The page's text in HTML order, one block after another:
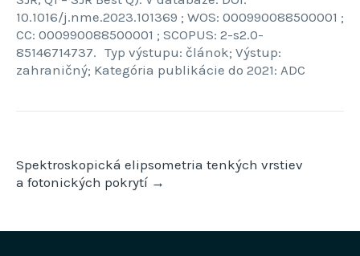
10.1016/j.nme.2023.101369 ; WOS: 000990088500001 ;
CC: 000990088500001 ; SCOPUS: 2-s2.0-
85146714737. Typ výstupu: článok; Výstup:
zahraničný; Kategória publikácie do 2021: ADC
navigation
Spektroskopická elipsometria tenkých vrstiev
a fotonických pokrytí →